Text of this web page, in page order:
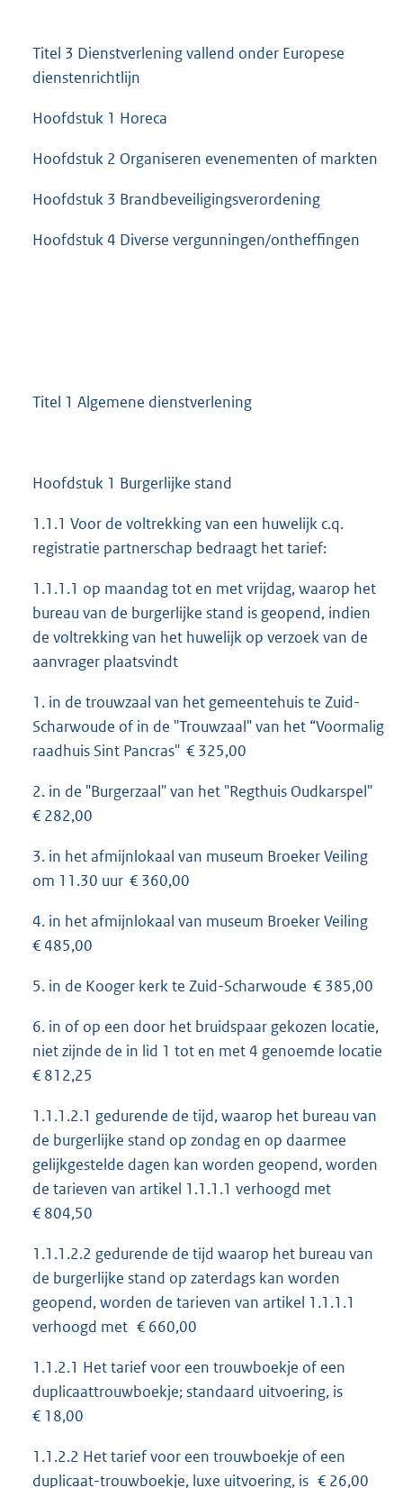
Titel 3 Dienstverlening vallend onder Europese
dienstenrichtlijn
Hoofdstuk 1 Horeca
Hoofdstuk 2 Organiseren evenementen of markten
Hoofdstuk 3 Brandbeveiligingsverordening
Hoofdstuk 4 Diverse vergunningen/ontheffingen
Titel 1 Algemene dienstverlening
Hoofdstuk 1 Burgerlijke stand
1.1.1 Voor de voltrekking van een huwelijk c.q.
registratie partnerschap bedraagt het tarief:
1.1.1.1 op maandag tot en met vrijdag, waarop het
bureau van de burgerlijke stand is geopend, indien
de voltrekking van het huwelijk op verzoek van de
aanvrager plaatsvindt
1. in de trouwzaal van het gemeentehuis te Zuid-
Scharwoude of in de "Trouwzaal" van het “Voormalig
raadhuis Sint Pancras" € 325,00
2. in de "Burgerzaal" van het "Regthuis Oudkarspel"
€ 282,00
3. in het afmijnlokaal van museum Broeker Veiling
om 11.30 uur € 360,00
4. in het afmijnlokaal van museum Broeker Veiling
€ 485,00
5. in de Kooger kerk te Zuid-Scharwoude € 385,00
6. in of op een door het bruidspaar gekozen locatie,
niet zijnde de in lid 1 tot en met 4 genoemde locatie
€ 812,25
1.1.1.2.1 gedurende de tijd, waarop het bureau van
de burgerlijke stand op zondag en op daarmee
gelijkgestelde dagen kan worden geopend, worden
de tarieven van artikel 1.1.1.1 verhoogd met
€ 804,50
1.1.1.2.2 gedurende de tijd waarop het bureau van
de burgerlijke stand op zaterdags kan worden
geopend, worden de tarieven van artikel 1.1.1.1
verhoogd met € 660,00
1.1.2.1 Het tarief voor een trouwboekje of een
duplicaattrouwboekje; standaard uitvoering, is
€ 18,00
1.1.2.2 Het tarief voor een trouwboekje of een
duplicaat-trouwboekje, luxe uitvoering, is € 26,00